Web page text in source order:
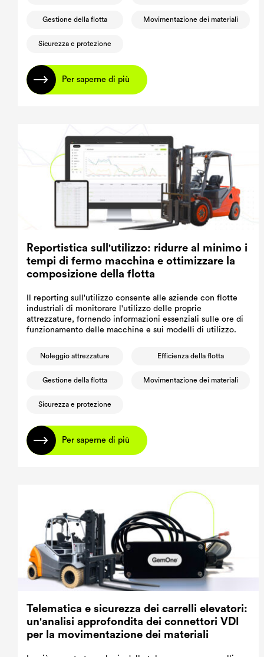
Gestione della flotta Movimentazione dei materiali
Sicurezza e protezione
Per saperne di più
Reportistica sull'utilizzo: ridurre al minimo i
tempi di fermo macchina e ottimizzare la
composizione della flotta
Il reporting sull'utilizzo consente alle aziende con flotte
industriali di monitorare l'utilizzo delle proprie
attrezzature, fornendo informazioni essenziali sulle ore di
funzionamento delle macchine e sui modelli di utilizzo.
Noleggio attrezzature Efficienza della flotta
Gestione della flotta Movimentazione dei materiali
Sicurezza e protezione
Per saperne di più
Telematica e sicurezza dei carrelli elevatori:
un'analisi approfondita dei connettori VDI
per la movimentazione dei materiali